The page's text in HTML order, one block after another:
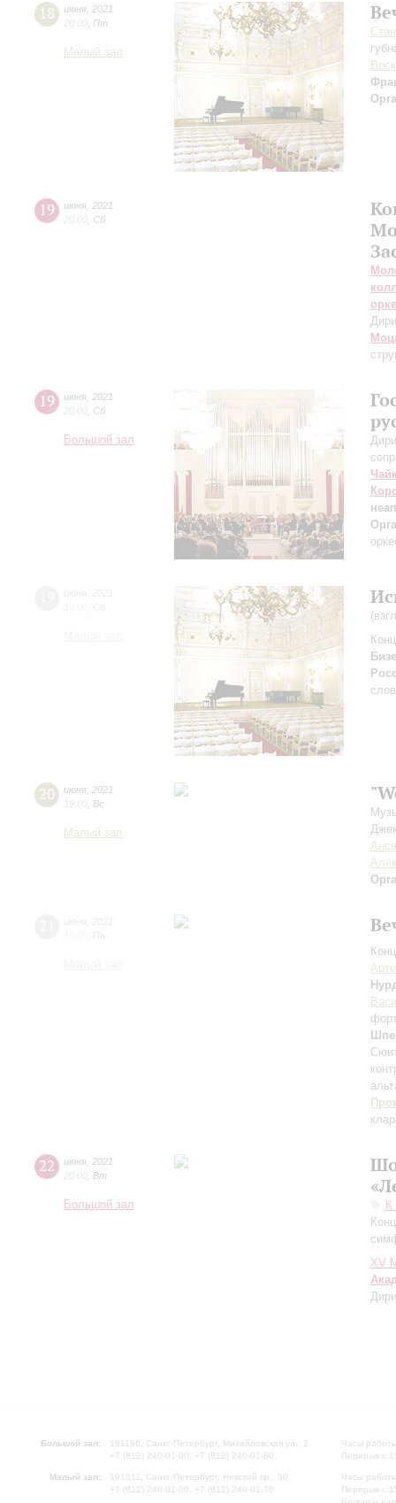
18 июня 2021
20:00 Пт
Малый зал
19 июня 2021
20:00 Сб
19 июня 2021
20:00 Сб
Большой зал
Бизе
20 июня 2021
19:00 Вс
Малый зал
22 июня 2021
20:00 Вт
Большой зал
К
XV
Большой зал:
191186, Санкт-Петербург, Михайловская ул., 2
+7 (812) 240-01-00, +7 (812) 240-01-80
Малый зал:
191011, Санкт-Петербург, Невский пр., 30
+7 (812) 240-01-00, +7 (812) 240-01-70
Часы
Перерыв с
Часы
Перерыв с